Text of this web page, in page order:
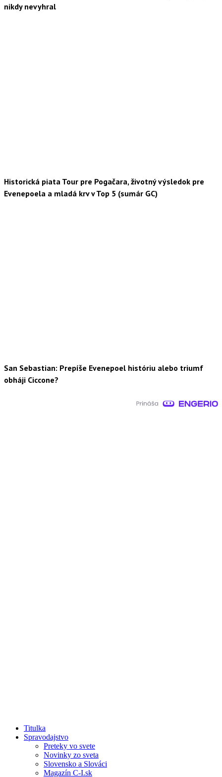
nikdy nevyhral
Historická piata Tour pre Pogačara, životný výsledok pre
Evenepoela a mladá krv v Top 5 (sumár GC)
San Sebastian: Prepíše Evenepoel históriu alebo triumf
obháji Ciccone?
Titulka
Spravodajstvo
Preteky vo svete
Novinky zo sveta
Slovensko a Slováci
Magazín C-I.sk